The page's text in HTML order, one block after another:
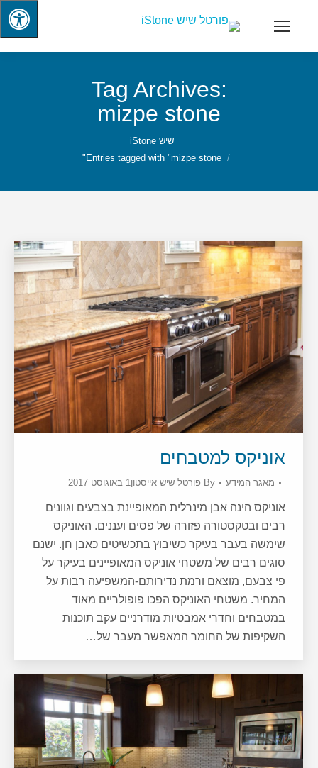
Tag Archives:
mizpe stone
שיש iStone
Entries tagged with "mizpe stone"
אוניקס למטבחים
מאגר המידע By פורטל שיש אייסטון1 באוגוסט 2017
אוניקס הינה אבן מינרלית המאופיינת בצבעים וגוונים
רבים ובטקסטורה פזורה של פסים ועננים. האוניקס
שימשה בעבר בעיקר כשיבוץ בתכשיטים כאבן חן. ישנם
סוגים רבים של משטחי אוניקס המאופיינים בעיקר על
פי צבעם, מוצאם ורמת נדירותם-המשפיעה רבות על
המחיר. משטחי האוניקס הפכו פופולריים מאוד
במטבחים וחדרי אמבטיות מודרניים עקב תוכנות
השקיפות של החומר המאפשר מעבר של…